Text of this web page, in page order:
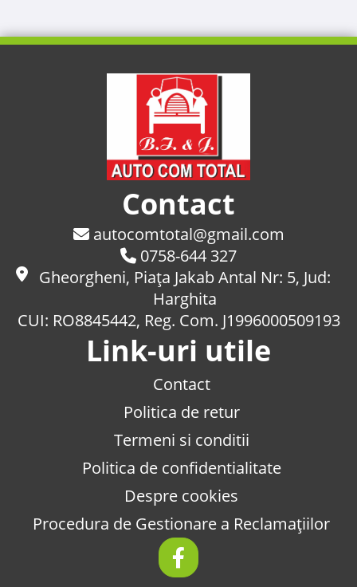
Contact
autocomtotal@gmail.com
0758-644 327
Gheorgheni, Piaţa Jakab Antal Nr: 5, Jud:
Harghita
CUI: RO8845442, Reg. Com. J1996000509193
Link-uri utile
Contact
Politica de retur
Termeni si conditii
Politica de confidentialitate
Despre cookies
Procedura de Gestionare a Reclamațiilor